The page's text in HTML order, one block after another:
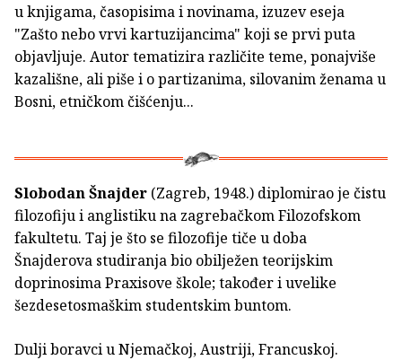
u knjigama, časopisima i novinama, izuzev eseja
"Zašto nebo vrvi kartuzijancima" koji se prvi puta
objavljuje. Autor tematizira različite teme, ponajviše
kazališne, ali piše i o partizanima, silovanim ženama u
Bosni, etničkom čišćenju...
Slobodan Šnajder (Zagreb, 1948.) diplomirao je čistu
filozofiju i anglistiku na zagrebačkom Filozofskom
fakultetu. Taj je što se filozofije tiče u doba
Šnajderova studiranja bio obilježen teorijskim
doprinosima Praxisove škole; također i uvelike
šezdesetosmaškim studentskim buntom.
Dulji boravci u Njemačkoj, Austriji, Francuskoj.